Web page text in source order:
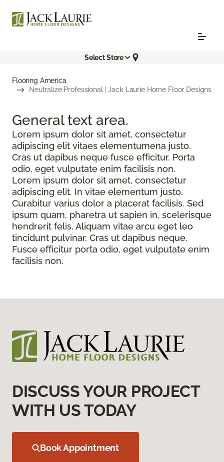
Select Store
Flooring America
Neutralize Professional | Jack Laurie Home Floor Designs
General text area.
Lorem ipsum dolor sit amet, consectetur
adipiscing elit vitaes elementumena justo.
Cras ut dapibus neque fusce efficitur. Porta
odio, eget vulputate enim facilisis non.
Lorem ipsum dolor sit amet, consectetur
adipiscing elit. In vitae elementum justo.
Curabitur varius dolor a placerat facilisis. Sed
ipsum quam, pharetra ut sapien in, scelerisque
hendrerit felis. Aliquam vitae arcu eget leo
tincidunt pulvinar. Cras ut dapibus neque.
Fusce efficitur porta odio, eget vulputate enim
facilisis non.
DISCUSS YOUR PROJECT
WITH US TODAY
Book Appointment